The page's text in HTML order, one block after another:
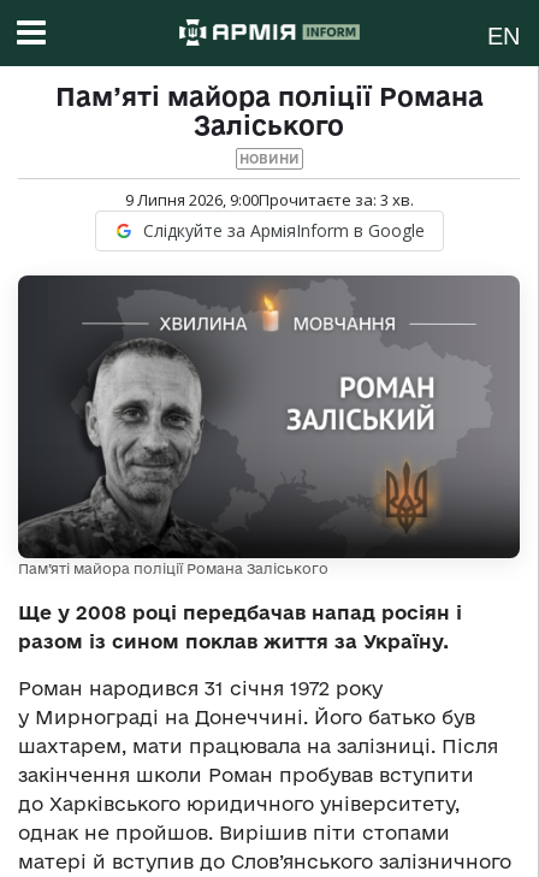
EN
Пам’яті майора поліції Романа
Заліського
НОВИНИ
9 Липня 2026, 9:00Прочитаєте за: 3 хв.
Слідкуйте за АрміяInform в Google
Пам’яті майора поліції Романа Заліського
Ще у 2008 році передбачав напад росіян і
разом із сином поклав життя за Україну.
Роман народився 31 січня 1972 року
у Мирнограді на Донеччині. Його батько був
шахтарем, мати працювала на залізниці. Після
закінчення школи Роман пробував вступити
до Харківського юридичного університету,
однак не пройшов. Вирішив піти стопами
матері й вступив до Слов’янського залізничного